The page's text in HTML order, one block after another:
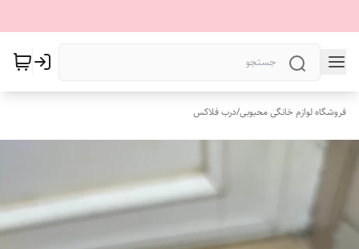
فروشگاه لوازم خانگی محبوبی/درب فلاکس